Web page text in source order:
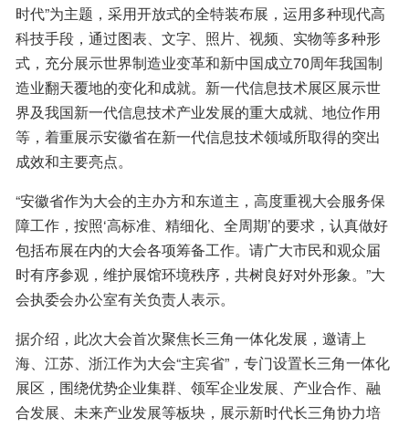
时代”为主题，采用开放式的全特装布展，运用多种现代高
科技手段，通过图表、文字、照片、视频、实物等多种形
式，充分展示世界制造业变革和新中国成立70周年我国制
造业翻天覆地的变化和成就。新一代信息技术展区展示世
界及我国新一代信息技术产业发展的重大成就、地位作用
等，着重展示安徽省在新一代信息技术领域所取得的突出
成效和主要亮点。
“安徽省作为大会的主办方和东道主，高度重视大会服务保
障工作，按照‘高标准、精细化、全周期’的要求，认真做好
包括布展在内的大会各项筹备工作。请广大市民和观众届
时有序参观，维护展馆环境秩序，共树良好对外形象。”大
会执委会办公室有关负责人表示。
据介绍，此次大会首次聚焦长三角一体化发展，邀请上
海、江苏、浙江作为大会“主宾省”，专门设置长三角一体化
展区，围绕优势企业集群、领军企业发展、产业合作、融
合发展、未来产业发展等板块，展示新时代长三角协力培